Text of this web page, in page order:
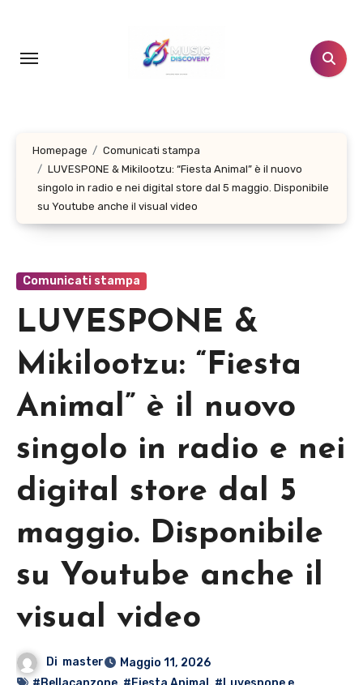
contenuto
Homepage
Comunicati stampa
LUVESPONE & Mikilootzu: “Fiesta Animal” è il nuovo
singolo in radio e nei digital store dal 5 maggio. Disponibile
su Youtube anche il visual video
Comunicati stampa
LUVESPONE &
Mikilootzu: “Fiesta
Animal” è il nuovo
singolo in radio e nei
digital store dal 5
maggio. Disponibile
su Youtube anche il
visual video
Di master
Maggio 11, 2026